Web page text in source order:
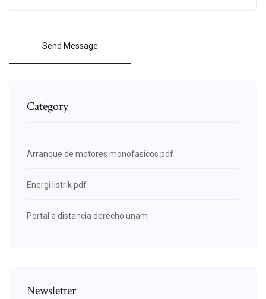
Send Message
Category
Arranque de motores monofasicos pdf
Energi listrik pdf
Portal a distancia derecho unam
Newsletter